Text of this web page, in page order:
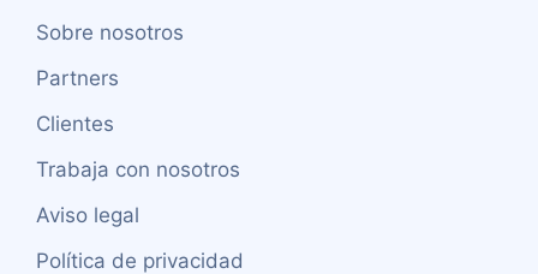
Sobre nosotros
Partners
Clientes
Trabaja con nosotros
Aviso legal
Política de privacidad